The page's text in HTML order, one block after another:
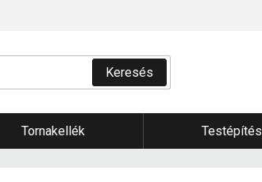
Keresés
Tornakellék Testépítés